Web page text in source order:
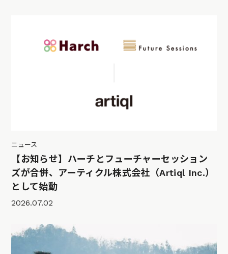
ニュース
【お知らせ】ハーチとフューチャーセッション
ズが合併、アーティクル株式会社（Artiql Inc.）
として始動
2026.07.02